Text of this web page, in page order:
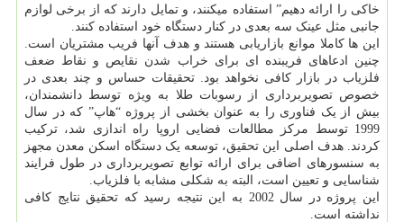
خاکی را ارائه دهیم” استفاده میکنند، و تمایل دارند که از برخی لوازم
جانبی مثل عینک سه بعدی در کنار دستگاه خود استفاده کنند.
این ها کاملا موانع بازاریابی هستند و هدف آنها فریب مشتریان است.
چنین ادعاهای فریبنده ای برای خراب شدن نقایص و نقاط ضعف
فلزیاب در بازار کافی نخواهد بود. تحقیقات حساس و چند بعدی در
خصوص تصویربرداری از رسوبات طلا به ویژه توسط دانشمندان،
بیش از یک فناوری را به عنوان بخشی از پروژه “هاپ” که در سال
1999 توسط مرکز مطالعات فضایی اروپا راه اندازی شد، ترکیب
کردند. هدف اصلی این تحقیق، توسعه یک دستگاه اسکن معدن مجهز
به سنسورهای اضافی برای ارائه توابع تصویربرداری در طول فرایند
شناسایی و تعیین است، البته به شکلی مشابه با فلزیاب.
این پروژه در سال 2002 به این نتیجه رسید که تحقیق نتایج کافی
نداشته است.